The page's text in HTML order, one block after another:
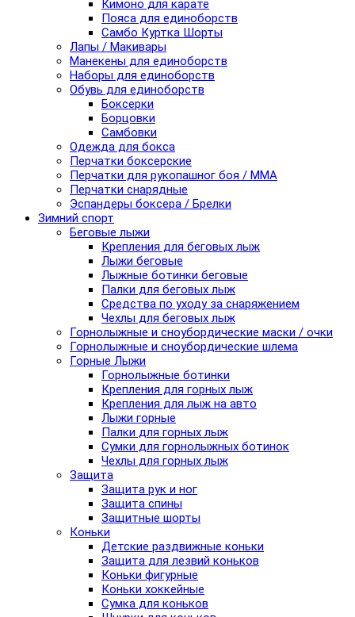
Кимоно для карате
Пояса для единоборств
Самбо Куртка Шорты
Лапы / Макивары
Манекены для единоборств
Наборы для единоборств
Обувь для единоборств
Боксерки
Борцовки
Самбовки
Одежда для бокса
Перчатки боксерские
Перчатки для рукопашног боя / ММА
Перчатки снарядные
Эспандеры боксера / Брелки
Зимний спорт
Беговые лыжи
Крепления для беговых лыж
Лыжи беговые
Лыжные ботинки беговые
Палки для беговых лыж
Средства по уходу за снаряжением
Чехлы для беговых лыж
Горнолыжные и сноубордические маски / очки
Горнолыжные и сноубордические шлема
Горные Лыжи
Горнолыжные ботинки
Крепления для горных лыж
Крепления для лыж на авто
Лыжи горные
Палки для горных лыж
Сумки для горнолыжных ботинок
Чехлы для горных лыж
Защита
Защита рук и ног
Защита спины
Защитные шорты
Коньки
Детские раздвижные коньки
Защита для лезвий коньков
Коньки фигурные
Коньки хоккейные
Сумка для коньков